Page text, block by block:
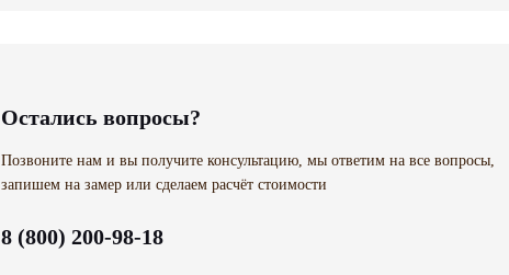
Остались вопросы?
Позвоните нам и вы получите консультацию, мы ответим на все вопросы,
запишем на замер или сделаем расчёт стоимости
8 (800) 200-98-18